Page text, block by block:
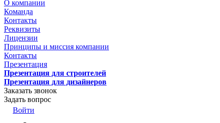
О компании
Команда
Контакты
Реквизиты
Лицензии
Принципы и миссия компании
Контакты
Презентация
Презентация для строителей
Презентация для дизайнеров
Заказать звонок
Задать вопрос
Войти